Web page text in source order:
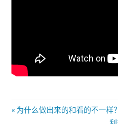
文
Previous
为什么做出来的和看的不一样？